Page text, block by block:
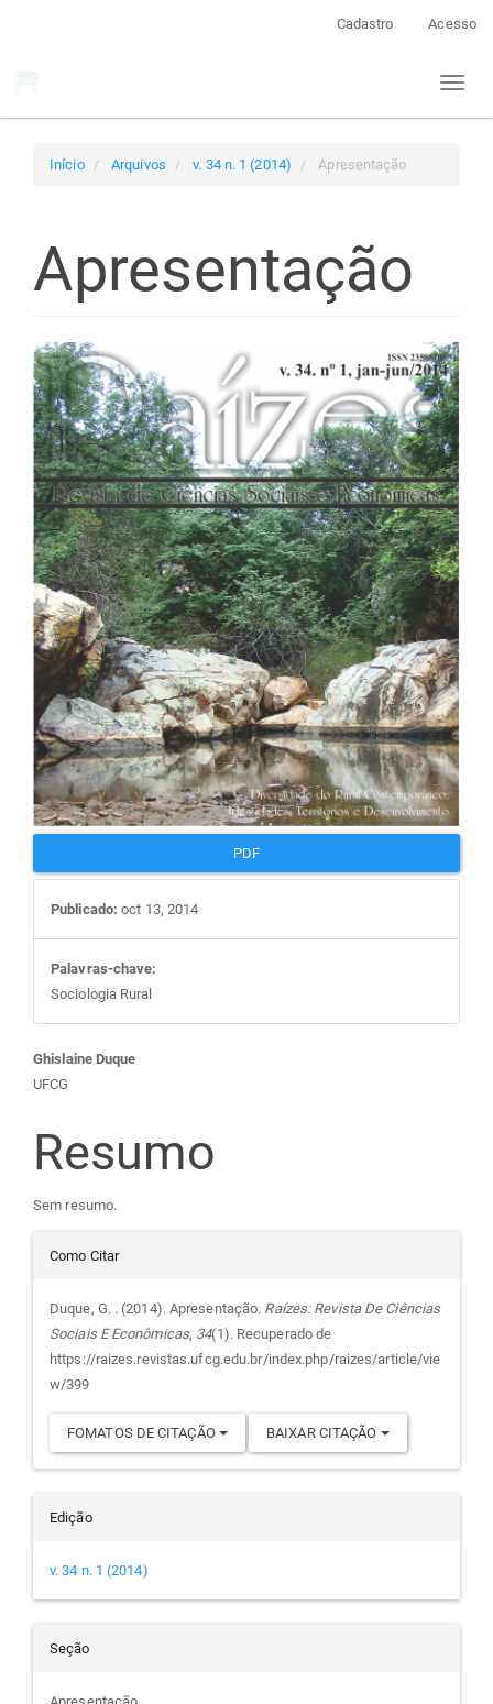
Cadastro Acesso
Toggle
Início Arquivos v. 34 n. 1 (2014) Apresentação
Apresentação
Barra
lateral
de
artigos
PDF
Publicado: oct 13, 2014
Palavras-chave:
Sociologia Rural
Conteúdo
do
artigo
principal
Ghislaine Duque
UFCG
Resumo
Sem resumo.
Detalhes
do
artigo
Como Citar
Duque, G. . (2014). Apresentação. Raízes: Revista De Ciências
Sociais E Econômicas, 34(1). Recuperado de
https://raizes.revistas.ufcg.edu.br/index.php/raizes/article/vie
w/399
FOMATOS DE CITAÇÃO BAIXAR CITAÇÃO
Edição
v. 34 n. 1 (2014)
Seção